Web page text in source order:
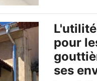
pour
ses